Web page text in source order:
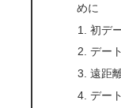
めに
初デ
デー
遠距
デー